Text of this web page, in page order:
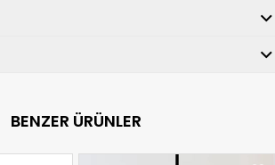
BENZER ÜRÜNLER